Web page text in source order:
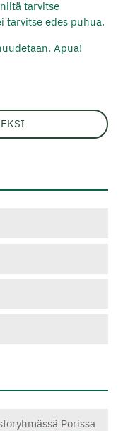
tarvitse
tarvitse edes puhua.
Apua!
Porissa